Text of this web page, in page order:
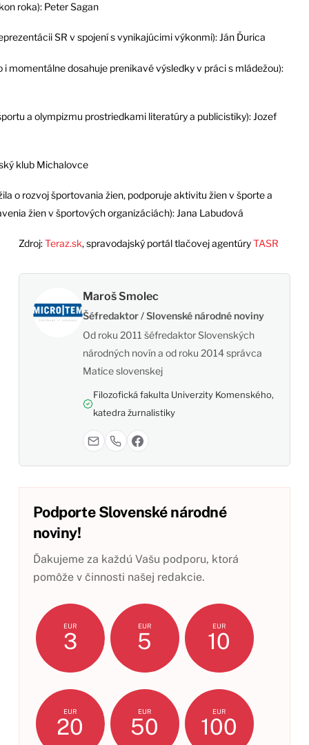
roka): Peter Sagan
SR v spojení s vynikajúcimi výkonmi): Ján Ďurica
momentálne dosahuje prenikavé výsledky v práci s mládežou):
a olympizmu prostriedkami literatúry a publicistiky): Jozef
klub Michalovce
o rozvoj športovania žien, podporuje aktivitu žien v športe a
žien v športových organizáciách): Jana Labudová
Zdroj:Teraz.sk, spravodajský portál tlačovej agentúryTASR
Maroš Smolec
Šéfredaktor / Slovenské národné noviny
Od roku 2011 šéfredaktor Slovenských
národných novín a od roku 2014 správca
Matice slovenskej
Filozofická fakulta Univerzity Komenského,
katedra žurnalistiky
Podporte Slovenské národné
noviny!
Ďakujeme za každú Vašu podporu, ktorá
pomôže v činnosti našej redakcie.
EUR
3
EUR
5
EUR
10
EUR
20
EUR
50
EUR
100